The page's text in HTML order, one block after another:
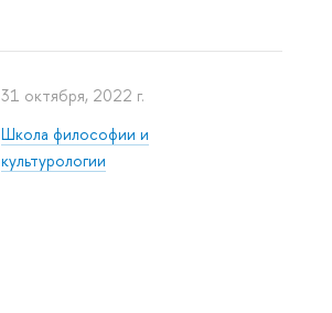
31 октября, 2022 г.
Школа философии и
культурологии